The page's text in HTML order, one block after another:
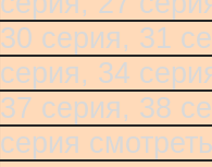
30 серия, 31
серия, 34
37 серия, 38
серия